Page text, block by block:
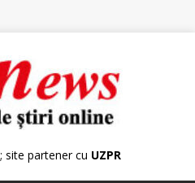
site partener cu UZPR